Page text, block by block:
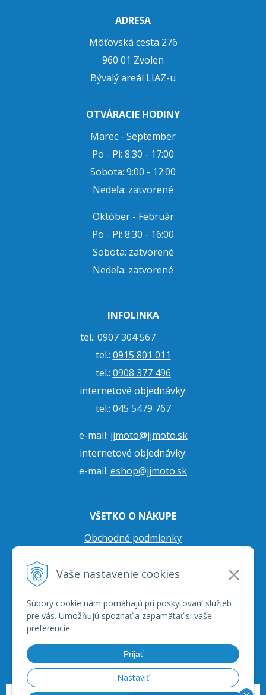
Vaše nastavenie cookies
Súbory cookie nám pomáhajú pri poskytovaní služieb
pre vás. Umožňujú spoznať a zapamätať si vaše
preferencie.
Prijať
Nastaviť
ADRESA
Môťovská cesta 276
960 01 Zvolen
Bývalý areál LIAZ-u
OTVÁRACIE HODINY
Marec - September
Po - Pi: 8:30 - 17:00
Sobota: 9:00 - 12:00
Nedeľa: zatvorené
Október - Február
Po - Pi: 8:30 - 16:00
Sobota: zatvorené
Nedeľa: zatvorené
INFOLINKA
tel.: 0907 304 567
tel.: 0915 801 011
tel.: 0908 377 496
internetové objednávky:
tel.: 045 5479 767
e-mail: jjmoto@jjmoto.sk
internetové objednávky:
e-mail: eshop@jjmoto.sk
VŠETKO O NÁKUPE
Obchodné podmienky
Prepravné podmienky